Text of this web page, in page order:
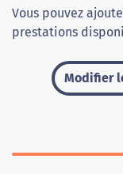
Vous pouvez
prestations
Modifier